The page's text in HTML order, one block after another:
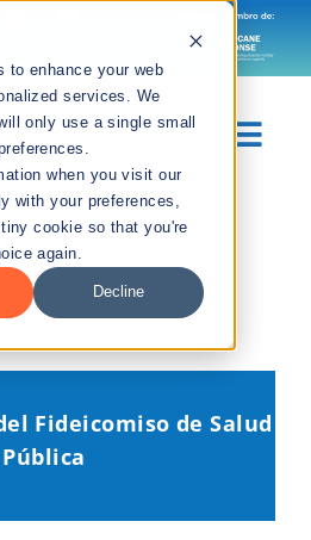
to enhance your web
services. We
only use a single small
when you visit our
with your preferences,
cookie so that you're
again.
Decline
Fideicomiso de Salud
Pública